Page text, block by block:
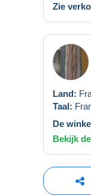
Zie
Land:
Taal:
De
Bekijk